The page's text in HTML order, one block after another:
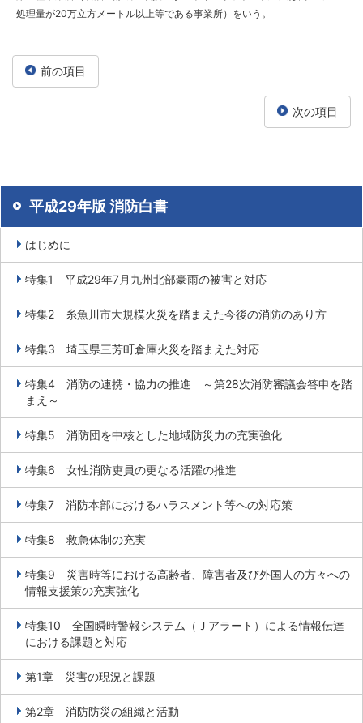
処理量が20万立方メートル以上等である事業所）をいう。
前の項目
次の項目
平成29年版 消防白書
はじめに
特集1 平成29年7月九州北部豪雨の被害と対応
特集2 糸魚川市大規模火災を踏まえた今後の消防のあり方
特集3 埼玉県三芳町倉庫火災を踏まえた対応
特集4 消防の連携・協力の推進 ～第28次消防審議会答申を踏
まえ～
特集5 消防団を中核とした地域防災力の充実強化
特集6 女性消防吏員の更なる活躍の推進
特集7 消防本部におけるハラスメント等への対応策
特集8 救急体制の充実
特集9 災害時等における高齢者、障害者及び外国人の方々への
情報支援策の充実強化
特集10 全国瞬時警報システム（Ｊアラート）による情報伝達
における課題と対応
第1章 災害の現況と課題
第2章 消防防災の組織と活動